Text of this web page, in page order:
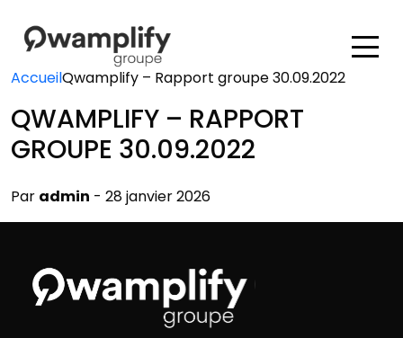
AccueilQwamplify – Rapport groupe 30.09.2022
QWAMPLIFY – RAPPORT
GROUPE 30.09.2022
Par admin - 28 janvier 2026